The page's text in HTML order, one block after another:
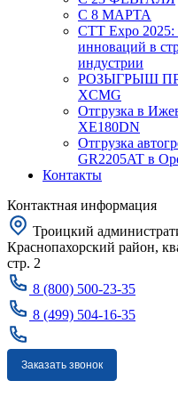
С 8 МАРТА
CTT Expo 2025:
инноваций в
индустрии
РОЗЫГРЫШ
XCMG
Отгрузка в
XE180DN
Отгрузка
GR2205AT в
Контакты
Контактная информация
Троицкий
Краснопахорский район,
стр. 2
8 (800) 500-23-35
8 (499) 504-16-35
Заказать звонок